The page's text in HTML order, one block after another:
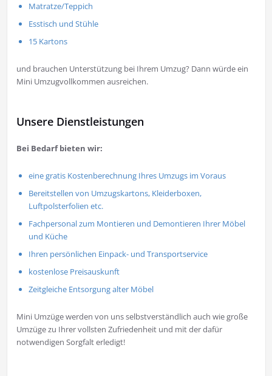
Matratze/Teppich
Esstisch und Stühle
15 Kartons
und brauchen Unterstützung bei Ihrem Umzug? Dann würde ein
Mini Umzugvollkommen ausreichen.
Unsere Dienstleistungen
Bei Bedarf bieten wir:
eine gratis Kostenberechnung Ihres Umzugs im Voraus
Bereitstellen von Umzugskartons, Kleiderboxen,
Luftpolsterfolien etc.
Fachpersonal zum Montieren und Demontieren Ihrer Möbel
und Küche
Ihren persönlichen Einpack- und Transportservice
kostenlose Preisauskunft
Zeitgleiche Entsorgung alter Möbel
Mini Umzüge werden von uns selbstverständlich auch wie große
Umzüge zu Ihrer vollsten Zufriedenheit und mit der dafür
notwendigen Sorgfalt erledigt!